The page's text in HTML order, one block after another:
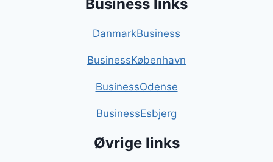
Business links
DanmarkBusiness
BusinessKøbenhavn
BusinessOdense
BusinessEsbjerg
Øvrige links